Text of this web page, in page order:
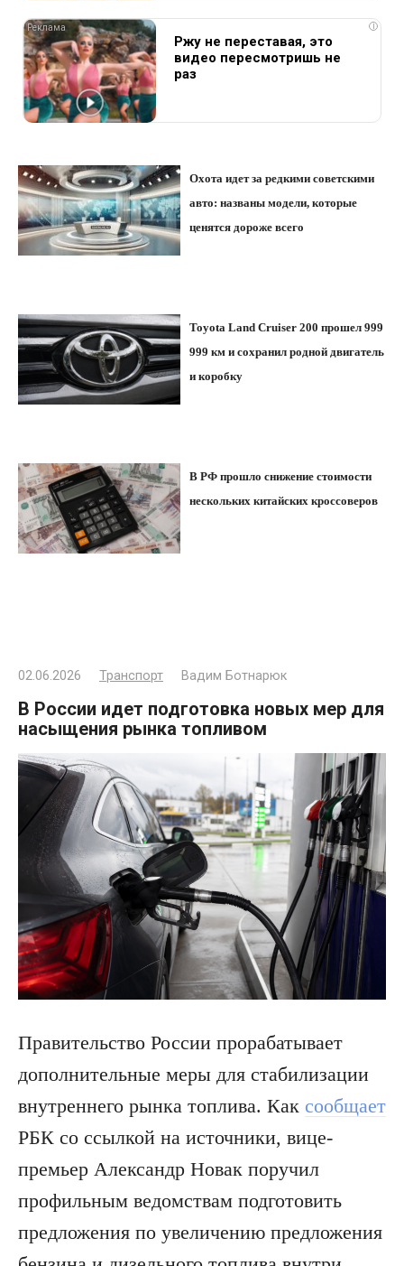
i
Ржу не переставая, это
видео пересмотришь не
раз
Охота идет за редкими советскими
авто: названы модели, которые
ценятся дороже всего
Toyota Land Cruiser 200 прошел 999
999 км и сохранил родной двигатель
и коробку
В РФ прошло снижение стоимости
нескольких китайских кроссоверов
02.06.2026 Транспорт Вадим Ботнарюк
В России идет подготовка новых мер для
насыщения рынка топливом
Правительство России прорабатывает
дополнительные меры для стабилизации
внутреннего рынка топлива. Как сообщает
РБК со ссылкой на источники, вице-
премьер Александр Новак поручил
профильным ведомствам подготовить
предложения по увеличению предложения